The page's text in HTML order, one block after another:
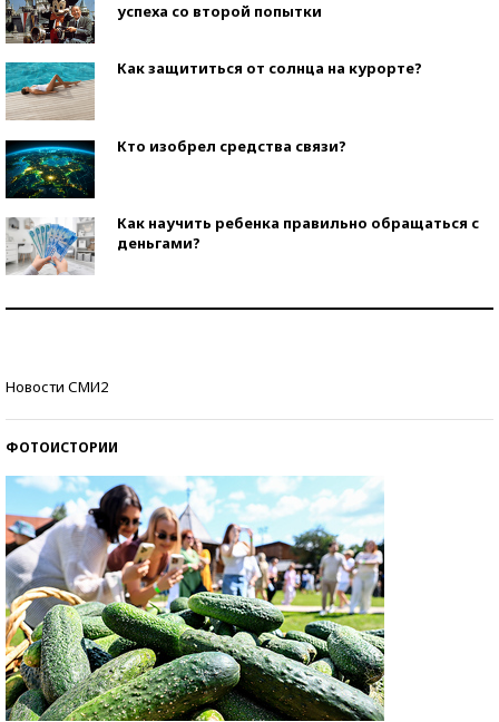
успеха со второй попытки
Как защититься от солнца на курорте?
Кто изобрел средства связи?
Как научить ребенка правильно обращаться с
деньгами?
Новости СМИ2
ФОТОИСТОРИИ